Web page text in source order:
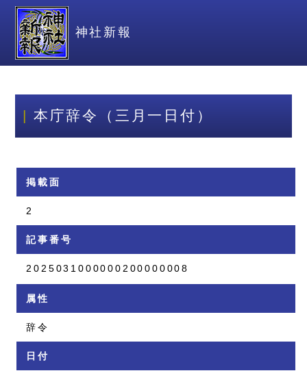
神社新報
本庁辞令（三月一日付）
掲載面
2
記事番号
2025031000000200000008
属性
辞令
日付